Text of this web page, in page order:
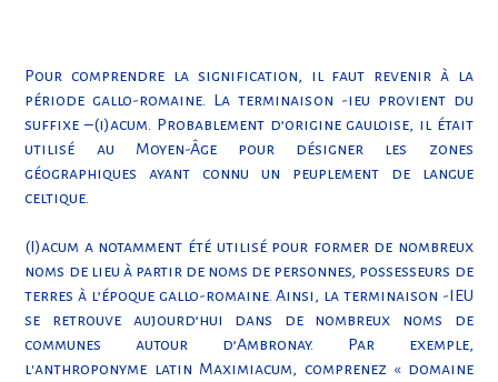
Pour comprendre la signification, il faut revenir à la
période gallo-romaine. La terminaison -ieu provient du
suffixe –(i)acum. Probablement d’origine gauloise, il était
utilisé au Moyen-Âge pour désigner les zones
géographiques ayant connu un peuplement de langue
celtique.
(I)acum a notamment été utilisé pour former de nombreux
noms de lieu à partir de noms de personnes, possesseurs de
terres à l’époque gallo-romaine. Ainsi, la terminaison -IEU
se retrouve aujourd’hui dans de nombreux noms de
communes autour d’Ambronay. Par exemple,
l'anthroponyme latin Maximiacum, comprenez « domaine